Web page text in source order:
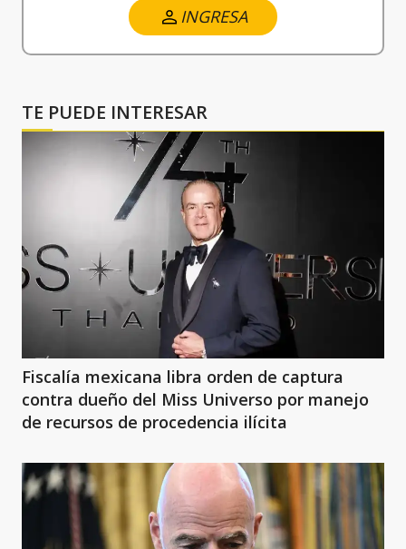
INGRESA
TE PUEDE INTERESAR
Fiscalía mexicana libra orden de captura
contra dueño del Miss Universo por manejo
de recursos de procedencia ilícita